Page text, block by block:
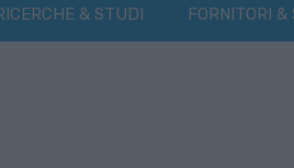
& STUDI FORNITORI &